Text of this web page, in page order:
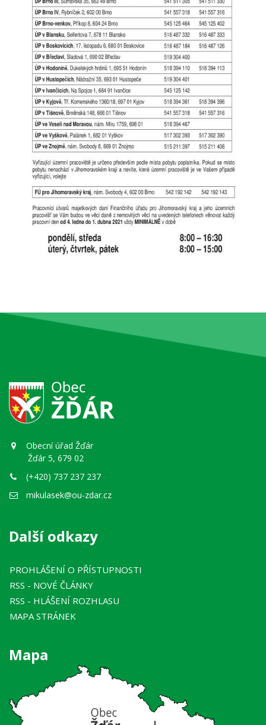
Obecní úřad Žďár
Žďár 5, 679 02
(+420) 737 237 237
mikulasek@ou-zdar.cz
Další odkazy
PROHLÁŠENÍ O PŘÍSTUPNOSTI
RSS - NOVÉ ČLÁNKY
RSS - HLÁŠENÍ ROZHLASU
MAPA STRÁNEK
Mapa